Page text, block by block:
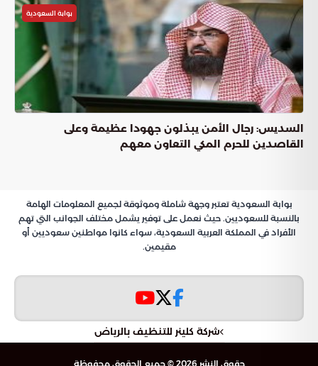
مساعي تعزيز الاستقرار الإقليمي والدبلوماسية الدولية
ركائز الرؤية الباكستانية للتهدئة
الموقف الإيراني والتحذير من التصعيد
مساعي تعزيزالاستقرار الإقليمي والدبلوماسية
الدولية
يمثلالاستقرار الإقليميفي منطقة الشرق الأوسط حجر الزاوية
قنوات التواصل المباشرة بين واشنطن وطهران، معتبراً أن تمديد
وقف إطلاق النار خطوة جوهرية لا غنى عنها في الوقت الراهن.
ركائز الرؤية الباكستانية للتهدئة
أوضح وزير الخارجية الباكستاني أن التوجه نحو السلام يتطلب تبني
استراتيجيات واضحة تعتمد على النقاط التالية:
تبرز الحاجة إلى التفاوض باعتباره المسار الأكثر
فاعلية لضمان أمن واستقرار طويل الأمد في المنطقة.
تفعيل الدبلوماسية:تعد الوسائل الدبلوماسية الأداة المثلى